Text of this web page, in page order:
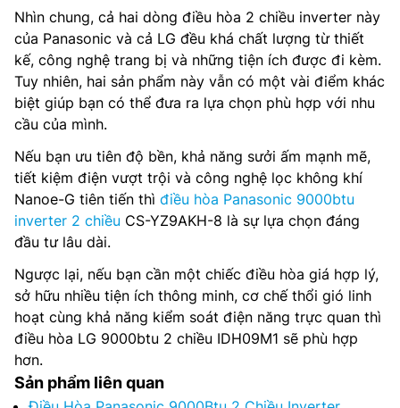
Nhìn chung, cả hai dòng điều hòa 2 chiều inverter này
của Panasonic và cả LG đều khá chất lượng từ thiết
kế, công nghệ trang bị và những tiện ích được đi kèm.
Tuy nhiên, hai sản phẩm này vẫn có một vài điểm khác
biệt giúp bạn có thể đưa ra lựa chọn phù hợp với nhu
cầu của mình.
Nếu bạn ưu tiên độ bền, khả năng sưởi ấm mạnh mẽ,
tiết kiệm điện vượt trội và công nghệ lọc không khí
Nanoe-G tiên tiến thì điều hòa Panasonic 9000btu
inverter 2 chiều CS-YZ9AKH-8 là sự lựa chọn đáng
đầu tư lâu dài.
Ngược lại, nếu bạn cần một chiếc điều hòa giá hợp lý,
sở hữu nhiều tiện ích thông minh, cơ chế thổi gió linh
hoạt cùng khả năng kiểm soát điện năng trực quan thì
điều hòa LG 9000btu 2 chiều IDH09M1 sẽ phù hợp
hơn.
Sản phẩm liên quan